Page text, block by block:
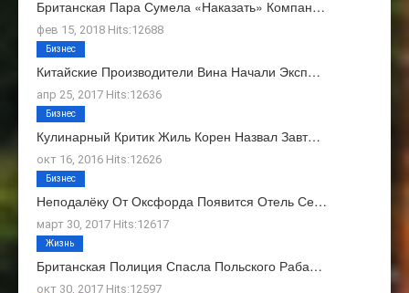
Британская Пара Сумела «наказать» Компан…
фев 15, 2018 Hits:12688
Китайские Производители Вина Начали Эксп…
апр 25, 2017 Hits:12636
Бизнес
Кулинарный Критик Жиль Корен Назвал Завт…
окт 16, 2016 Hits:12626
Бизнес
Неподалёку От Оксфорда Появится Отель Се…
март 30, 2017 Hits:12617
Бизнес
Британская Полиция Спасла Польского Раба…
окт 30, 2017 Hits:12597
Жизнь